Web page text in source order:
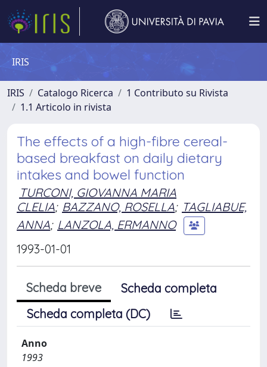
IRIS
IRIS Catalogo Ricerca
1 Contributo su Rivista
1.1 Articolo in rivista
The effects of a high-fibre cereal-
based breakfast on daily dietary
intakes and bowel function
TURCONI, GIOVANNA MARIA
CLELIA; BAZZANO, ROSELLA; TAGLIABUE,
ANNA; LANZOLA, ERMANNO
1993-01-01
Scheda breve
Scheda completa
Scheda completa (DC)
Anno
1993